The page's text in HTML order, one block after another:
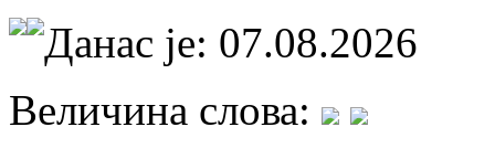
Данас је: 07.08.2026
Величина слова: